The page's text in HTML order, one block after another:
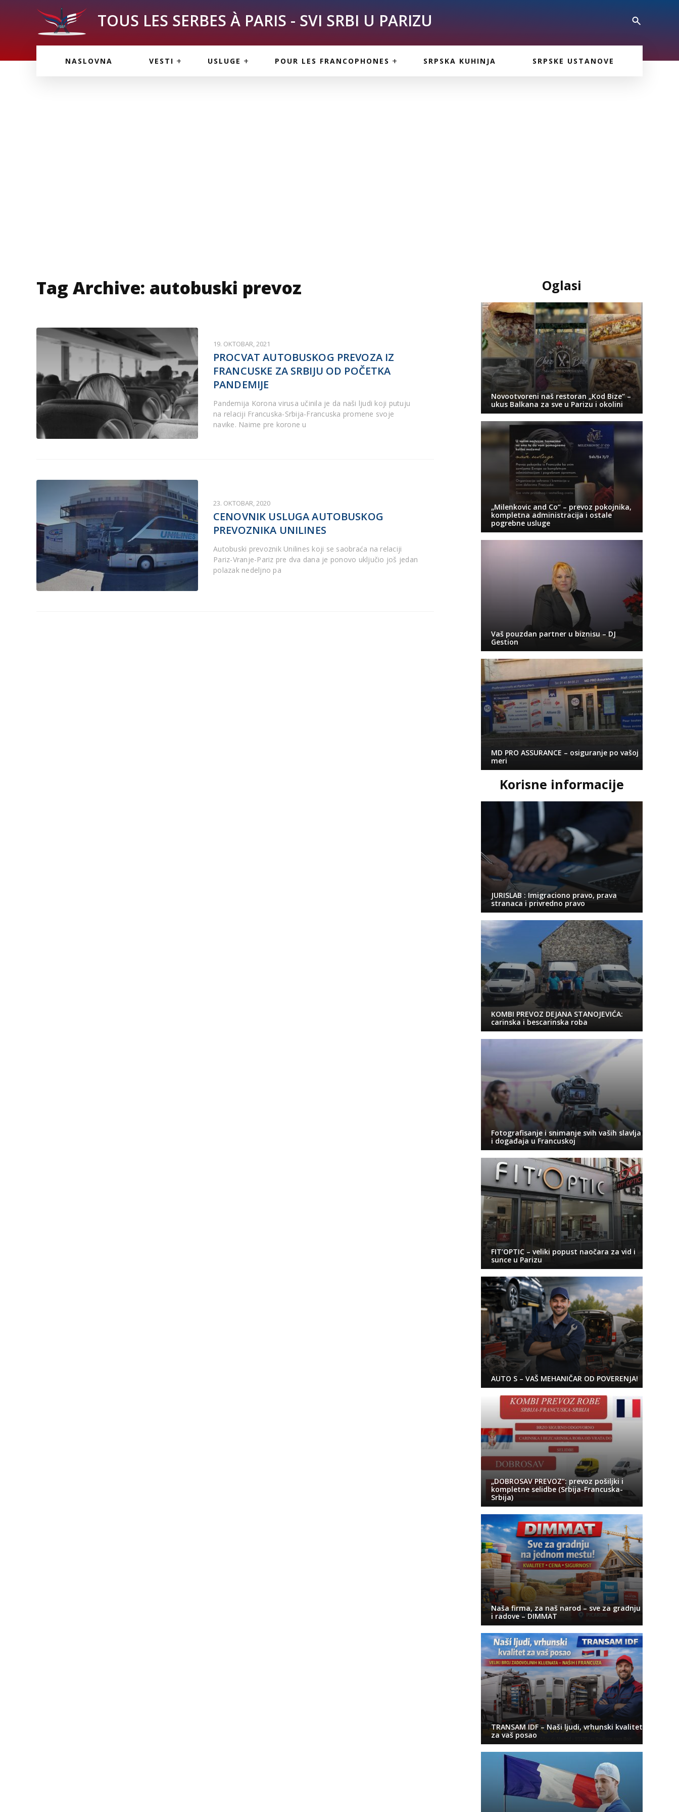
TOUS LES SERBES À PARIS - SVI SRBI U PARIZU
NASLOVNA VESTI USLUGE POUR LES FRANCOPHONES
PARIS
SRPSKA KUHINJA SRPSKE USTANOVE
Tag Archive: autobuski prevoz
19. OKTOBAR, 2021
PROCVAT AUTOBUSKOG PREVOZA IZ
FRANCUSKE ZA SRBIJU OD POČETKA
PANDEMIJE
Pandemija Korona virusa učinila je da naši ljudi koji putuju
na relaciji Francuska-Srbija-Francuska promene svoje
navike. Naime pre korone u
23. OKTOBAR, 2020
CENOVNIK USLUGA AUTOBUSKOG
PREVOZNIKA UNILINES
Autobuski prevoznik Unilines koji se saobraća na relaciji
Pariz-Vranje-Pariz pre dva dana je ponovo uključio još jedan
polazak nedeljno pa
Oglasi
Novootvoreni naš restoran „Kod Bize“ –
ukus Balkana za sve u Parizu i okolini
„Milenkovic and Co“ – prevoz pokojnika,
kompletna administracija i ostale
pogrebne usluge
Vaš pouzdan partner u biznisu – DJ
Gestion
MD PRO ASSURANCE – osiguranje po vašoj
meri
Korisne informacije
JURISLAB : Imigraciono pravo, prava
stranaca i privredno pravo
KOMBI PREVOZ DEJANA STANOJEVIĆA:
carinska i bescarinska roba
Fotografisanje i snimanje svih vaših slavlja
i događaja u Francuskoj
FIT’OPTIC – veliki popust naočara za vid i
sunce u Parizu
AUTO S – VAŠ MEHANIČAR OD POVERENJA!
„DOBROSAV PREVOZ“: prevoz pošiljki i
kompletne selidbe (Srbija-Francuska-
Srbija)
Naša firma, za naš narod – sve za gradnju
i radove – DIMMAT
TRANSAM IDF – Naši ljudi, vrhunski kvalitet
za vaš posao